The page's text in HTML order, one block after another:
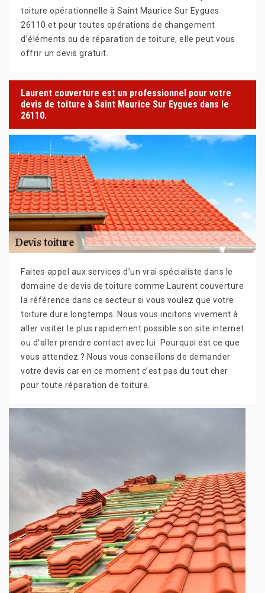
toiture opérationnelle à Saint Maurice Sur Eygues
26110 et pour toutes opérations de changement
d’éléments ou de réparation de toiture, elle peut vous
offrir un devis gratuit.
Laurent couverture est un professionnel pour votre
devis de toiture à Saint Maurice Sur Eygues dans le
26110.
Faites appel aux services d’un vrai spécialiste dans le
domaine de devis de toiture comme Laurent couverture
la référence dans ce secteur si vous voulez que votre
toiture dure longtemps. Nous vous incitons vivement à
aller visiter le plus rapidement possible son site internet
ou d’aller prendre contact avec lui. Pourquoi est ce que
vous attendez ? Nous vous conseillons de demander
votre devis car en ce moment c’est pas du tout cher
pour toute réparation de toiture.